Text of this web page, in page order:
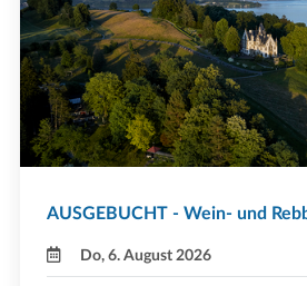
AUSGEBUCHT - Wein- und
Do, 6. August 2026